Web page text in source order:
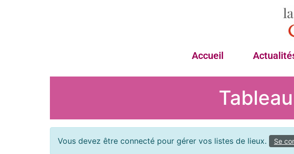
Accueil
Vous devez être connecté pour gérer vos listes de lieux. Se